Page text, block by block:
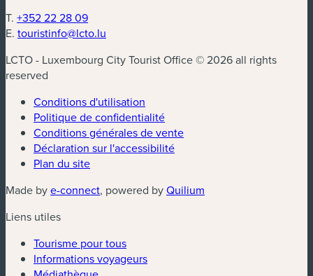
T. +352 22 28 09
E. touristinfo@lcto.lu
LCTO - Luxembourg City Tourist Office © 2026 all rights
reserved
Conditions d'utilisation
Politique de confidentialité
Conditions générales de vente
Déclaration sur l'accessibilité
Plan du site
Made bye-connect(nouvelle fenêtre)
, powered byQuilium
Liens utiles
Tourisme pour tous
Informations voyageurs